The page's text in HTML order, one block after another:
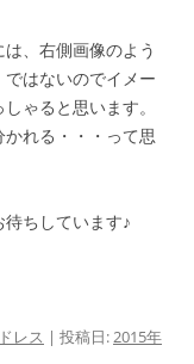
、右側画像のよう
はないのでイメー
ゃると思います。
れる・・・って思
待ちしています♪
レス | 投稿日:2015年